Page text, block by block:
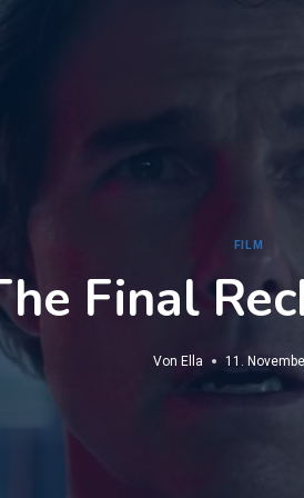
FILM
Final
Von Ella 11.